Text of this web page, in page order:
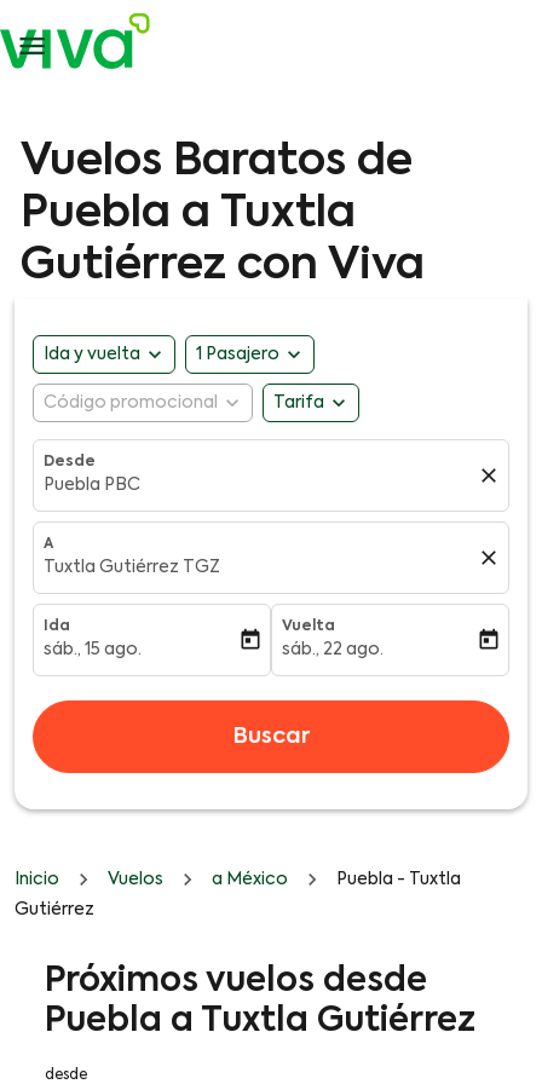

Vuelos Baratos de
Puebla a Tuxtla
Gutiérrez con Viva
Ida y vuelta expand_more 1 Pasajero expand_more
Código promocional expand_more Tarifa expand_more
Desde
Puebla PBC close
A
Tuxtla Gutiérrez TGZ close
Ida
fc-booking-departure-date-aria-label
sáb., 15 ago. today
Vuelta
fc-booking-return-date-aria-
sáb., 22 ago. today
Buscar
Inicio Vuelos a México
Puebla - Tuxtla
Gutiérrez
Próximos vuelos desde
Puebla a Tuxtla Gutiérrez
desde